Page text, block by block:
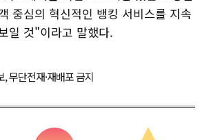
중심의 혁신적인 뱅킹 서비스를 지속
일 것"이라고 말했다.
단전재·재배포 금지